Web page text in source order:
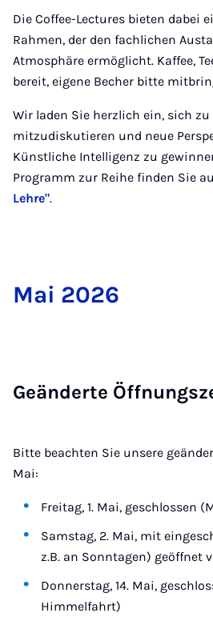
Die Coffee-Lectures bieten dabei
Rahmen, der den fachlichen
Atmosphäre ermöglicht. Kaffee,
bereit, eigene Becher bitte
Wir laden Sie herzlich ein, sich
mitzudiskutieren und neue
Künstliche Intelligenz zu
Programm zur Reihe finden Sie
Lehre".
Mai 2026
Ge­än­der­te
Bitte beachten Sie unsere
Mai:
Freitag, 1. Mai, geschlossen
Samstag, 2. Mai, mit
z.B. an Sonntagen) geöffnet
Donnerstag, 14. Mai,
Himmelfahrt)